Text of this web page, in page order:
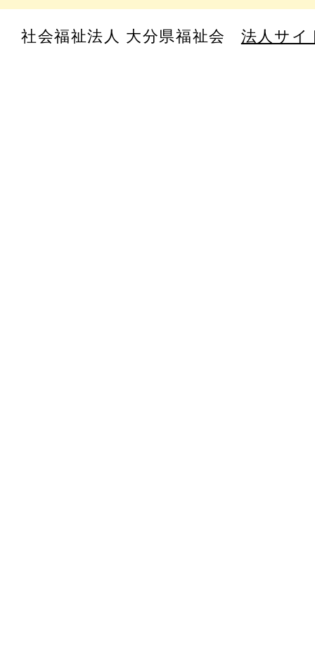
社会福祉法人 大分県福祉会 法人サイ